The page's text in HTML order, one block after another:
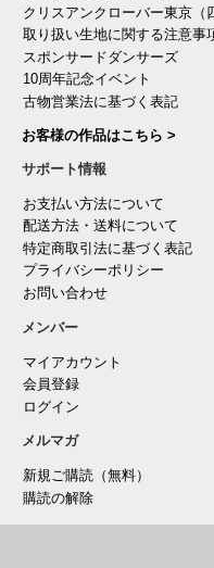
クリスアンクローバー東京（
取り扱い生地に関する注意事
スポンサードダンサーズ
10周年記念イベント
古物営業法に基づく表記
お客様の作品はこちら >
サポート情報
お支払い方法について
配送方法・送料について
特定商取引法に基づく表記
プライバシーポリシー
お問い合わせ
メンバー
マイアカウント
会員登録
ログイン
メルマガ
新規ご購読（無料）
購読の解除